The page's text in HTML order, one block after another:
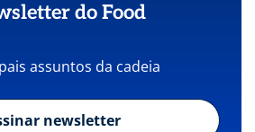
do Food
assuntos da cadeia
newsletter